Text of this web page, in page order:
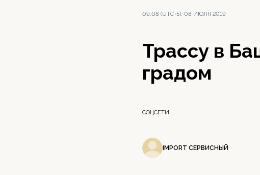
09:08 (UTC+5), 08 ИЮЛЯ 2019
Трассу в
градом
СОЦСЕТИ
IMPORT СЕРВИСНЫЙ